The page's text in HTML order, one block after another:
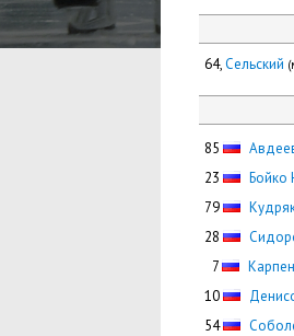
64,Сельский
85
23
Бойко
79
28
7
10
54